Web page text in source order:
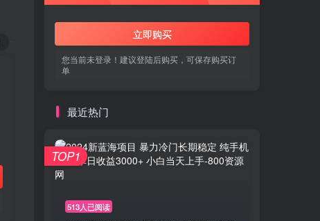
立即购买
您当前未登录！建议登陆后购买，可保存购买订
单
最近热门
513人已阅读
TOP1